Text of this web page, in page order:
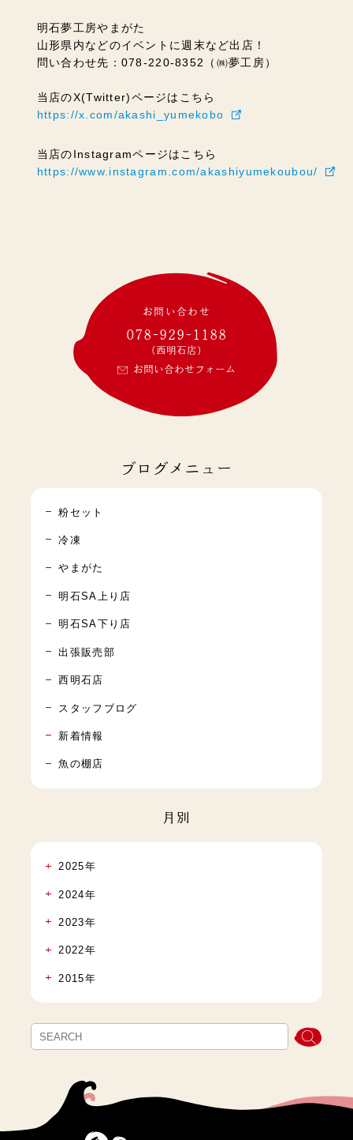
明石夢工房やまがた
山形県内などのイベントに週末など出店！
問い合わせ先：078-220-8352（㈱夢工房）
当店のX(Twitter)ページはこちら
https://x.com/akashi_yumekobo
当店のInstagramページはこちら
https://www.instagram.com/akashiyumekoubou/
お問い合わせ
078-929-1188
(西明石店)
お問い合わせフォーム
ブログメニュー
粉セット
冷凍
やまがた
明石SA上り店
明石SA下り店
出張販売部
西明石店
スタッフブログ
新着情報
魚の棚店
月別
2025年
2024年
2023年
2022年
2015年